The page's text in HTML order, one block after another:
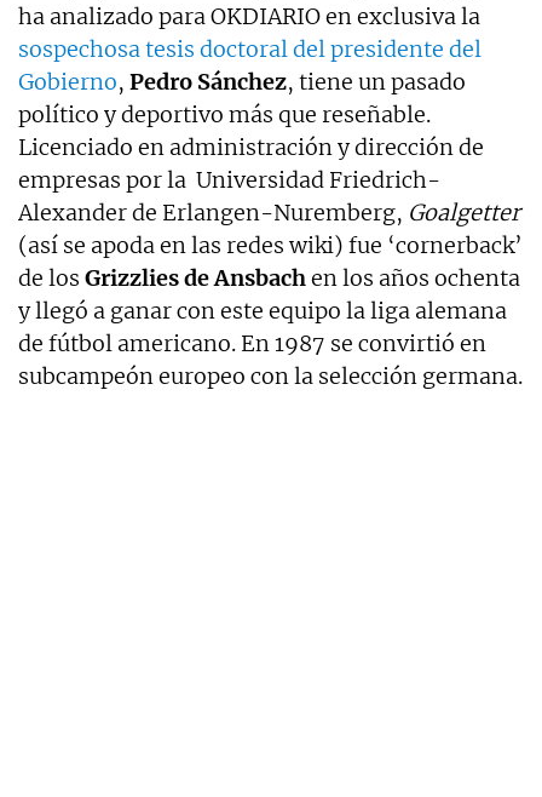
ha analizado para OKDIARIO en exclusiva la
sospechosa tesis doctoral del presidente del
Gobierno, Pedro Sánchez, tiene un pasado
político y deportivo más que reseñable.
Licenciado en administración y dirección de
empresas por la Universidad Friedrich-
Alexander de Erlangen-Nuremberg, Goalgetter
(así se apoda en las redes wiki) fue ‘cornerback’
de los Grizzlies de Ansbachen los años ochenta
y llegó a ganar con este equipo la liga alemana
de fútbol americano. En 1987 se convirtió en
subcampeón europeo con la selección germana.